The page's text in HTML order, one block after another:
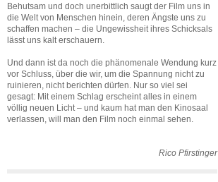
Behutsam und doch unerbittlich saugt der Film uns in
die Welt von Menschen hinein, deren Ängste uns zu
schaffen machen – die Ungewissheit ihres Schicksals
lässt uns kalt erschauern.
Und dann ist da noch die phänomenale Wendung kurz
vor Schluss, über die wir, um die Spannung nicht zu
ruinieren, nicht berichten dürfen. Nur so viel sei
gesagt: Mit einem Schlag erscheint alles in einem
völlig neuen Licht – und kaum hat man den Kinosaal
verlassen, will man den Film noch einmal sehen.
Rico Pfirstinger